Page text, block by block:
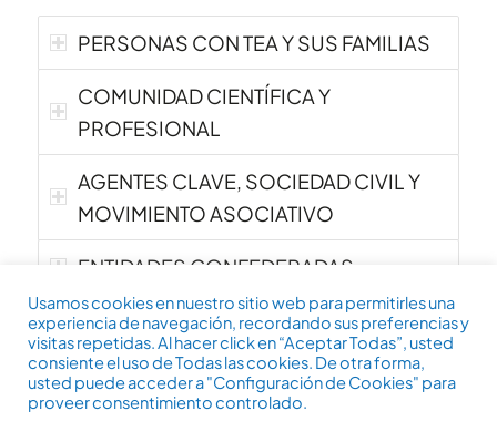
PERSONAS CON TEA Y SUS FAMILIAS
COMUNIDAD CIENTÍFICA Y
PROFESIONAL
AGENTES CLAVE, SOCIEDAD CIVIL Y
MOVIMIENTO ASOCIATIVO
ENTIDADES CONFEDERADAS
Derechos reservados, 2026: Confederación Autismo España. Día
Mundial de Concienciación sobre el Autismo.
Usamos cookies en nuestro sitio web para permitirles una
experiencia de navegación, recordando sus preferencias y
visitas repetidas. Al hacer click en “Aceptar Todas”, usted
consiente el uso de Todas las cookies. De otra forma,
usted puede acceder a "Configuración de Cookies" para
proveer consentimiento controlado.